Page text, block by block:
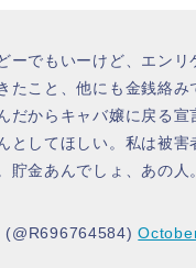
ーでもいーけど、エンリ
たこと、他にも金銭絡み
だからキャバ嬢に戻る宣
としてほしい。私は被害
貯金あんでしょ、あの人
(@R696764584)